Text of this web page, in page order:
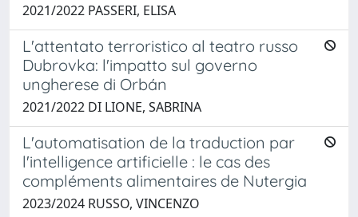
2021/2022 PASSERI, ELISA
L'attentato terroristico al teatro russo
Dubrovka: l'impatto sul governo
ungherese di Orbán
2021/2022 DI LIONE, SABRINA
L'automatisation de la traduction par
l'intelligence artificielle : le cas des
compléments alimentaires de Nutergia
2023/2024 RUSSO, VINCENZO